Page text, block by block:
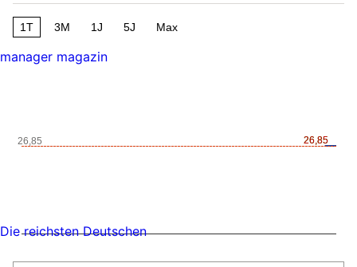
1T 3M 1J 5J Max
26,85
26,85
26,85
manager magazin
Die reichsten Deutschen